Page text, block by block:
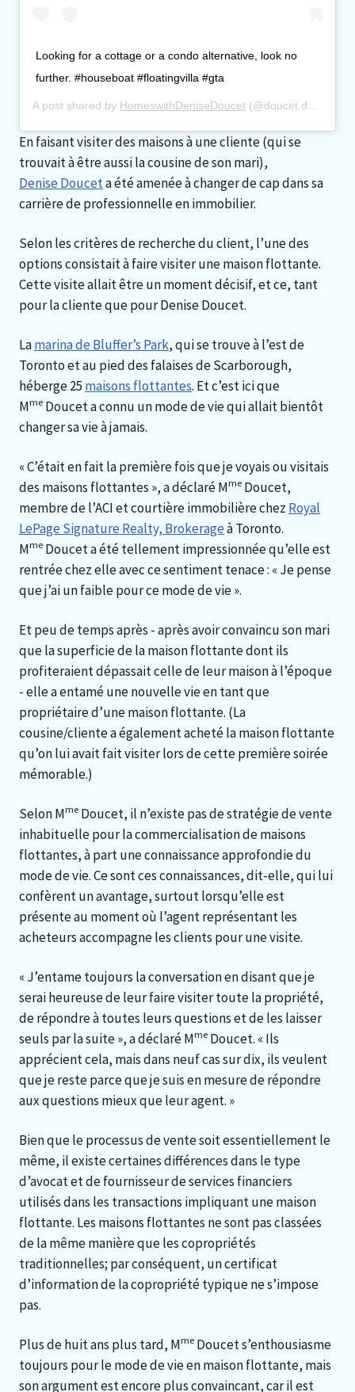
Looking for a cottage or a condo alternative, look no
further. #houseboat #floatingvilla #gta
A post shared by HomeswithDeniseDoucet (@doucet.denise) on
En faisant visiter des maisons à une cliente (qui se
trouvait à être aussi la cousine de son mari),
Denise Douceta été amenée à changer de cap dans sa
carrière de professionnelle en immobilier.
Selon les critères de recherche du client, l’une des
options consistait à faire visiter une maison flottante.
Cette visite allait être un moment décisif, et ce, tant
pour la cliente que pour Denise Doucet.
Lamarina de Bluffer’s Park, qui se trouve à l’est de
Toronto et au pied des falaises de Scarborough,
héberge 25 maisons flottantes. Et c’est ici que
Mme Doucet a connu un mode de vie qui allait bientôt
changer sa vie à jamais.
« C’était en fait la première fois que je voyais ou visitais
des maisons flottantes », a déclaré Mme Doucet,
membre de l’ACI et courtière immobilière chez Royal
LePage Signature Realty, Brokerageà Toronto.
Mme Doucet a été tellement impressionnée qu’elle est
rentrée chez elle avec ce sentiment tenace : « Je pense
que j’ai un faible pour ce mode de vie ».
Et peu de temps après - après avoir convaincu son mari
que la superficie de la maison flottante dont ils
profiteraient dépassait celle de leur maison à l’époque
- elle a entamé une nouvelle vie en tant que
propriétaire d’une maison flottante. (La
cousine/cliente a également acheté la maison flottante
qu’on lui avait fait visiter lors de cette première soirée
mémorable.)
Selon Mme Doucet, il n’existe pas de stratégie de vente
inhabituelle pour la commercialisation de maisons
flottantes, à part une connaissance approfondie du
mode de vie. Ce sont ces connaissances, dit-elle, qui lui
confèrent un avantage, surtout lorsqu’elle est
présente au moment où l’agent représentant les
acheteurs accompagne les clients pour une visite.
« J’entame toujours la conversation en disant que je
serai heureuse de leur faire visiter toute la propriété,
de répondre à toutes leurs questions et de les laisser
seuls par la suite », a déclaré Mme Doucet. « Ils
apprécient cela, mais dans neuf cas sur dix, ils veulent
que je reste parce que je suis en mesure de répondre
aux questions mieux que leur agent. »
Bien que le processus de vente soit essentiellement le
même, il existe certaines différences dans le type
d’avocat et de fournisseur de services financiers
utilisés dans les transactions impliquant une maison
flottante. Les maisons flottantes ne sont pas classées
de la même manière que les copropriétés
traditionnelles; par conséquent, un certificat
d’information de la copropriété typique ne s’impose
pas.
Plus de huit ans plus tard, Mme Doucet s’enthousiasme
toujours pour le mode de vie en maison flottante, mais
son argument est encore plus convaincant, car il est